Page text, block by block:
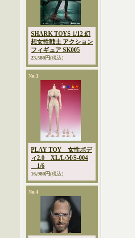
SHARK TOYS 1/12 幻
想女性戦士 アクション
フィギュア SK005
23,580円(税込)
No.3
PLAY TOY 女性ボデ
ィ2.0 XL/L/M/S-004
1/6
16,980円(税込)
No.4